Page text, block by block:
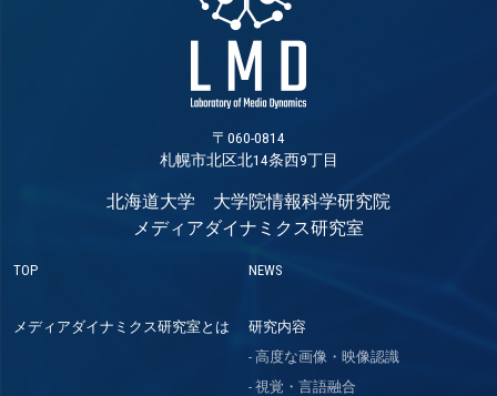
〒060-0814
札幌市北区北14条西9丁目
北海道大学 大学院情報科学研究院
メディアダイナミクス研究室
TOP NEWS
メディアダイナミクス研究室とは
研究内容
高度な画像・映像認識
視覚・言語融合